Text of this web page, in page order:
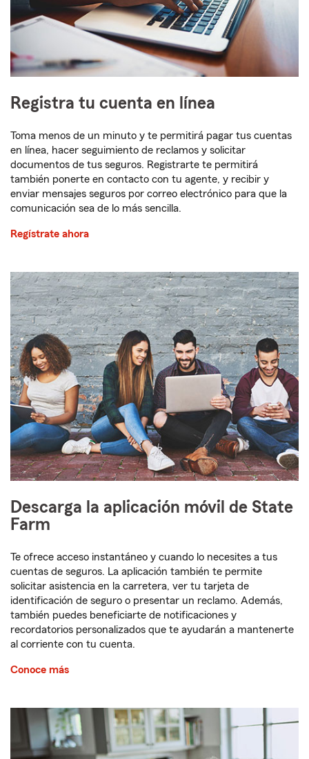
Registra tu cuenta en línea
Toma menos de un minuto y te permitirá pagar tus cuentas
en línea, hacer seguimiento de reclamos y solicitar
documentos de tus seguros. Registrarte te permitirá
también ponerte en contacto con tu agente, y recibir y
enviar mensajes seguros por correo electrónico para que la
comunicación sea de lo más sencilla.
Regístrate ahora
Descarga la aplicación móvil de State
Farm
Te ofrece acceso instantáneo y cuando lo necesites a tus
cuentas de seguros. La aplicación también te permite
solicitar asistencia en la carretera, ver tu tarjeta de
identificación de seguro o presentar un reclamo. Además,
también puedes beneficiarte de notificaciones y
recordatorios personalizados que te ayudarán a mantenerte
al corriente con tu cuenta.
Conoce más